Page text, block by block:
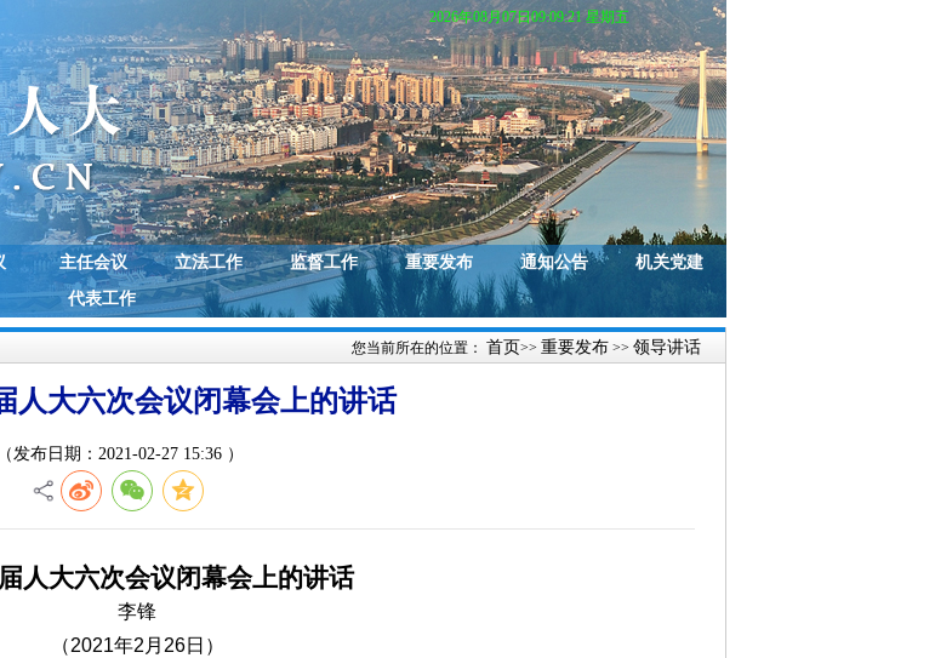
2026年08月07日09:09:22 星期五
主任会议 立法工作 监督工作 重要发布 通知公告
机关党建
代表工作
您当前所在的位置： 首页>> 重要发布 >> 领导讲话
人大六次会议闭幕会上的讲话
（发布日期：2021-02-27 15:36 ）
人大六次会议闭幕会上的讲话
李锋
（2021年2月26日）